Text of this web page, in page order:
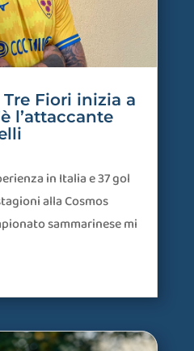
Fiori inizia a
l’attaccante
in Italia e 37 gol
alla Cosmos
sammarinese mi